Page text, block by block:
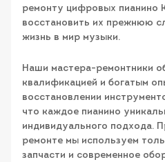
ремонту цифровых пианино
восстановить их прежнюю
жизнь в мир музыки.
Наши мастера-ремонтники
квалификацией и богатым
восстановлении
что каждое пианино
индивидуального подхода.
ремонте мы используем
запчасти и современное